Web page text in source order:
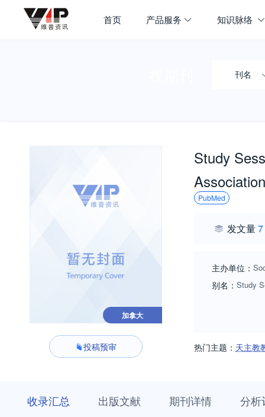
首页 产品服务 知识脉络
刊名
加拿大
投稿预审
Study
Association
PubMed
发文量7
主办单位：
别名： Study
热门主题： 天主教
收录汇总 出版文献 期刊详情 分析